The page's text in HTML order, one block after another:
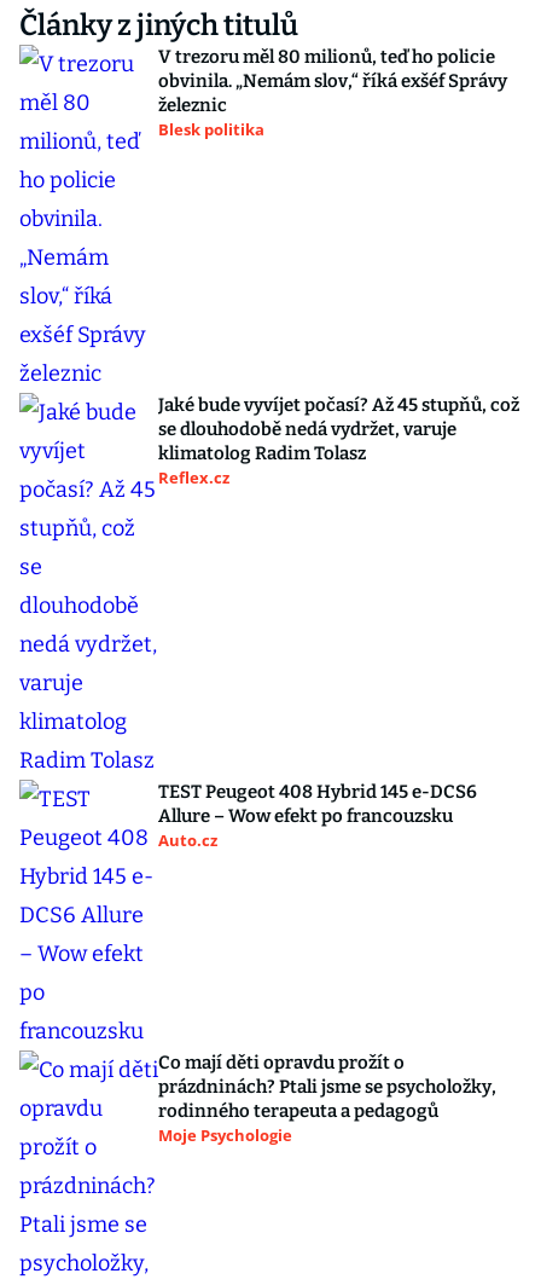
Články z jiných titulů
V trezoru měl 80 milionů, teď ho policie
obvinila. „Nemám slov,“ říká exšéf Správy
železnic
Blesk politika
Jaké bude vyvíjet počasí? Až 45 stupňů, což
se dlouhodobě nedá vydržet, varuje
klimatolog Radim Tolasz
Reflex.cz
TEST Peugeot 408 Hybrid 145 e-DCS6
Allure – Wow efekt po francouzsku
Auto.cz
Co mají děti opravdu prožít o
prázdninách? Ptali jsme se psycholožky,
rodinného terapeuta a pedagogů
Moje Psychologie